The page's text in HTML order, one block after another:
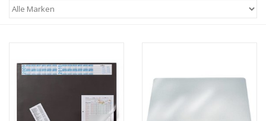
Bürobedarf